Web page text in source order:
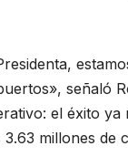
señaló
el éxito
millones de